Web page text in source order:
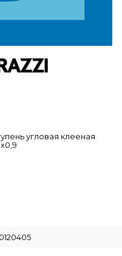
угловая клееная